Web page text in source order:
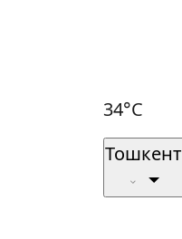
34°C
Тошкент